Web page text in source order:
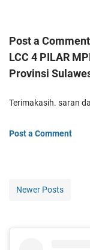
Post a
LCC 4 PILAR
Provinsi
Terimakasih. saran
Post a Comment
Newer Posts